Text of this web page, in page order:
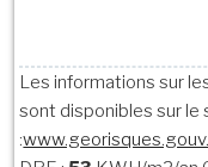
Les informations sur
sont disponibles sur le
: